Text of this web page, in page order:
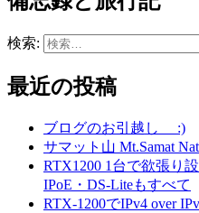
検索:
最近の投稿
ブログのお引越し :)
サマット山 Mt.Samat
RTX1200 1台で欲張り
IPoE・DS-Liteもすべて
RTX-1200でIPv4 over